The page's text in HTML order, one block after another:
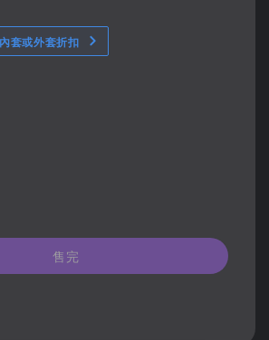
套或外套折扣
售完